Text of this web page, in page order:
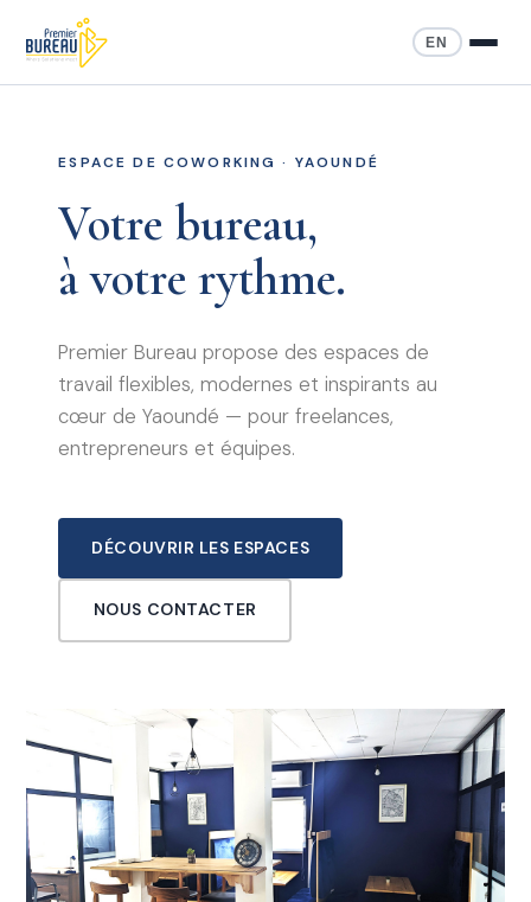
EN
ESPACE DE COWORKING · YAOUNDÉ
Votre bureau,
à votre rythme.
Premier Bureau propose des espaces de
travail flexibles, modernes et inspirants au
cœur de Yaoundé — pour freelances,
entrepreneurs et équipes.
DÉCOUVRIR LES ESPACES
NOUS CONTACTER